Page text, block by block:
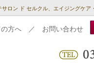
ロン ド セルクル、エイジングケア
方へ ／ お問い合わせ